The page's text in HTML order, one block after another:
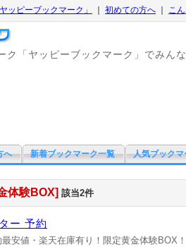
ッピーブックマーク」 初めての方へ
こ
ク「ヤッピーブックマーク」でみん
へ 新着ブックマーク一覧 人気ブックマ
体験BOX] 該当2件
ー 予約
安値・楽天在庫有り！限定黄金体験BOX！